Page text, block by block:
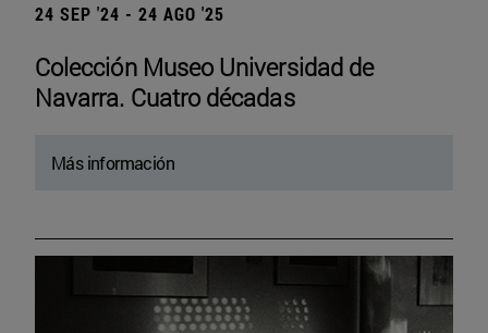
24 SEP '24 - 24 AGO '25
Colección Museo Universidad de
Navarra. Cuatro décadas
Más información